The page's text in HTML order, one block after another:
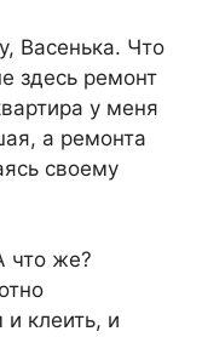
Васенька. Что
здесь ремонт
у меня
а ремонта
своему
что же?
клеить, и